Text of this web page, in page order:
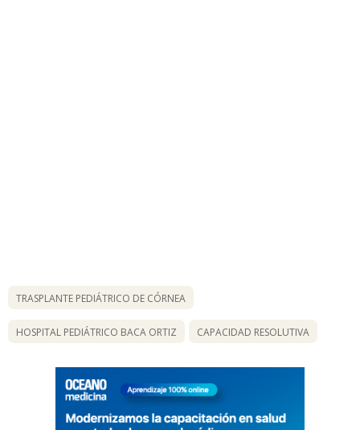
TRASPLANTE PEDIÁTRICO DE CÓRNEA
HOSPITAL PEDIÁTRICO BACA ORTIZ CAPACIDAD RESOLUTIVA